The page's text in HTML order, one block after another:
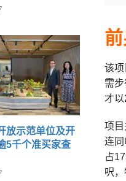
放示范单位及开
千个准买家查
该
需
才以
项目
连
占
呎